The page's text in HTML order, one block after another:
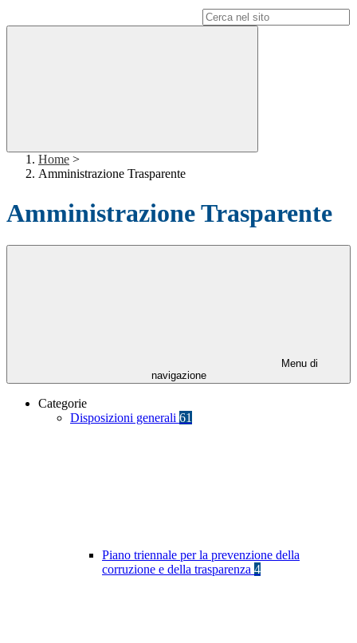
Home >
Amministrazione Trasparente
Amministrazione Trasparente
Menu di
navigazione
Categorie
Disposizioni generali 61
Piano triennale per la prevenzione della
corruzione e della trasparenza 4